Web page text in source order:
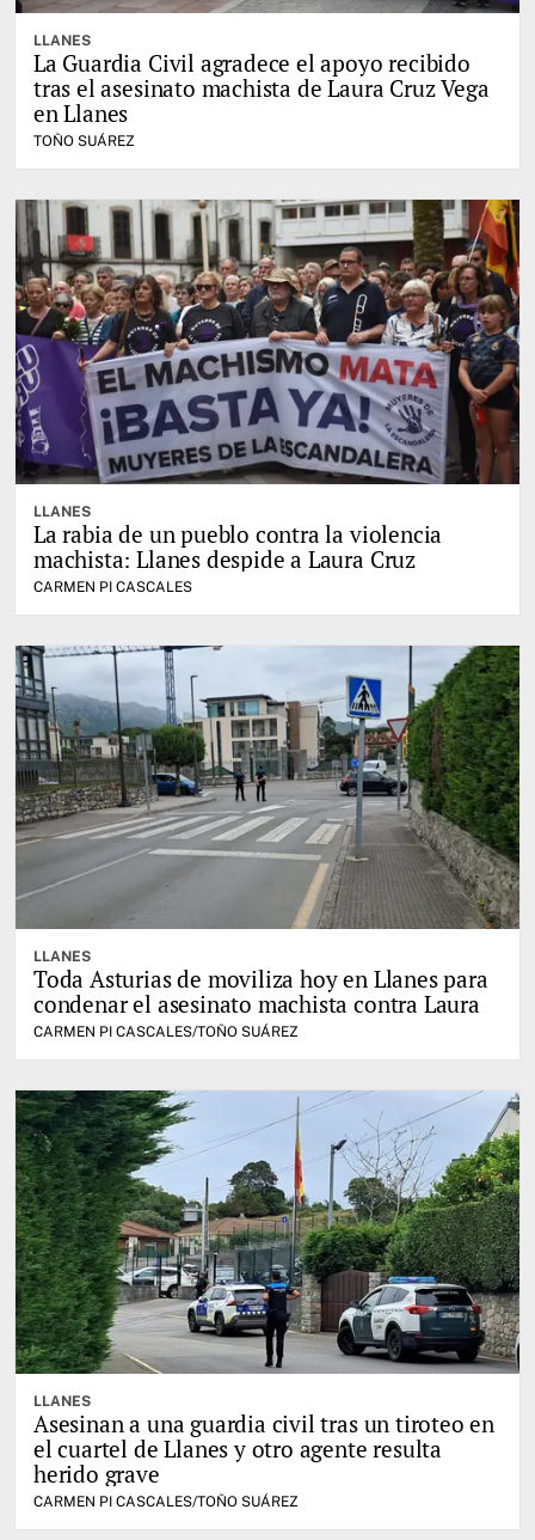
LLANES
La Guardia Civil agradece el apoyo recibido
tras el asesinato machista de Laura Cruz Vega
en Llanes
TOÑO SUÁREZ
LLANES
La rabia de un pueblo contra la violencia
machista: Llanes despide a Laura Cruz
CARMEN PI CASCALES
LLANES
Toda Asturias de moviliza hoy en Llanes para
condenar el asesinato machista contra Laura
CARMEN PI CASCALES/TOÑO SUÁREZ
LLANES
Asesinan a una guardia civil tras un tiroteo en
el cuartel de Llanes y otro agente resulta
herido grave
CARMEN PI CASCALES/TOÑO SUÁREZ